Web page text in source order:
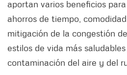
aportan varios beneficios
ahorros de tiempo,
mitigación de la congestión
estilos de vida más
contaminación del aire y del